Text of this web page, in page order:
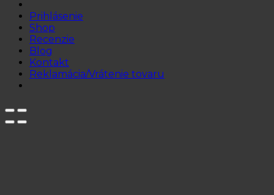
Prihlásenie
Shop
Recenzie
Blog
Kontakt
Reklamácia/Vrátenie tovaru